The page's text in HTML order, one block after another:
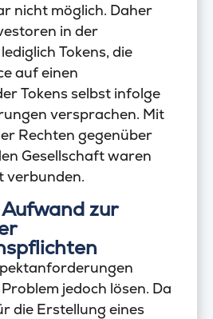
nicht möglich. Daher
in der
Tokens, die
auf einen
Tokens selbst infolge
versprachen. Mit
Rechten gegenüber
Gesellschaft waren
verbunden.
zur
jedoch lösen. Da
die Erstellung eines